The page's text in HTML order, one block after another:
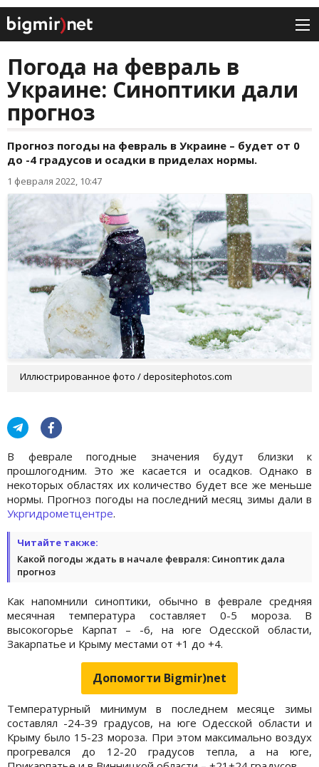
Погода на февраль в
Украине: Синоптики дали
прогноз
Прогноз погоды на февраль в Украине – будет от 0
до -4 градусов и осадки в приделах нормы.
1 февраля 2022, 10:47
Иллюстрированное фото / depositephotos.com
В феврале погодные значения будут близки к
прошлогодним. Это же касается и осадков. Однако в
некоторых областях их количество будет все же меньше
нормы. Прогноз погоды на последний месяц зимы дали в
Укргидрометцентре.
Читайте также:
Какой погоды ждать в начале февраля: Синоптик дала
прогноз
Как напомнили синоптики, обычно в феврале средняя
месячная температура составляет 0-5 мороза. В
высокогорье Карпат – -6, на юге Одесской области,
Закарпатье и Крыму местами от +1 до +4.
Допомогти Bigmir)net
Температурный минимум в последнем месяце зимы
составлял -24-39 градусов, на юге Одесской области и
Крыму было 15-23 мороза. При этом максимально воздух
прогревался до 12-20 градусов тепла, а на юге,